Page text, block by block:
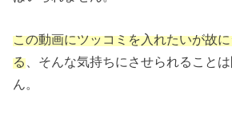
この動画にツッコミを入れたいが故
る 、そんな気持ちにさせられること
ん。